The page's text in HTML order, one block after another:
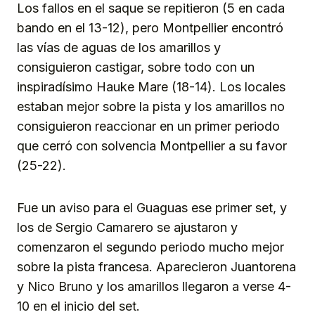
Los fallos en el saque se repitieron (5 en cada
bando en el 13-12), pero Montpellier encontró
las vías de aguas de los amarillos y
consiguieron castigar, sobre todo con un
inspiradísimo Hauke Mare (18-14). Los locales
estaban mejor sobre la pista y los amarillos no
consiguieron reaccionar en un primer periodo
que cerró con solvencia Montpellier a su favor
(25-22).
Fue un aviso para el Guaguas ese primer set, y
los de Sergio Camarero se ajustaron y
comenzaron el segundo periodo mucho mejor
sobre la pista francesa. Aparecieron Juantorena
y Nico Bruno y los amarillos llegaron a verse 4-
10 en el inicio del set.